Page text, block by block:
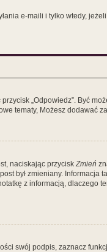
e-maili i tylko wtedy,
„Odpowiedz”. Być
tematy, Możesz dodawać
naciskając przyciskZmień
był zmieniany. Informacja
z informacją, dlaczego
swój podpis, zaznacz